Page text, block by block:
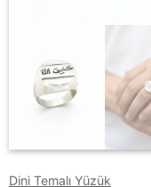
Dini Temalı Yüzük